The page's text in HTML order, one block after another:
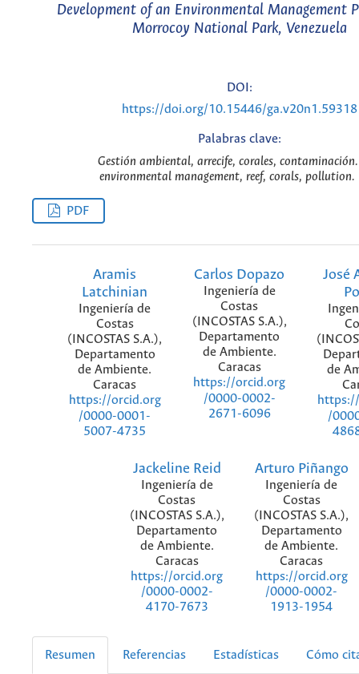
Development of an Environmental Management
Morrocoy National Park, Venezuela
DOI:
https://doi.org/10.15446/ga.v20n1.59318
Palabras clave:
Gestión ambiental, arrecife, corales,
environmental management, reef, corals, pollution.
PDF
Aramis
Latchinian
Ingeniería de
Costas
(INCOSTAS S.A.),
Departamento
de Ambiente.
Caracas
https://orcid.org
/0000-0001-
5007-4735
Carlos Dopazo
Ingeniería de
Costas
(INCOSTAS S.A.),
Departamento
de Ambiente.
Caracas
https://orcid.org
/0000-0002-
2671-6096
José
de
/
Jackeline Reid
Ingeniería de
Costas
(INCOSTAS S.A.),
Departamento
de Ambiente.
Caracas
https://orcid.org
/0000-0002-
4170-7673
Arturo Piñango
Ingeniería de
Costas
(INCOSTAS S.A.),
Departamento
de Ambiente.
Caracas
https://orcid.org
/0000-0002-
1913-1954
Resumen Referencias Estadísticas Cómo